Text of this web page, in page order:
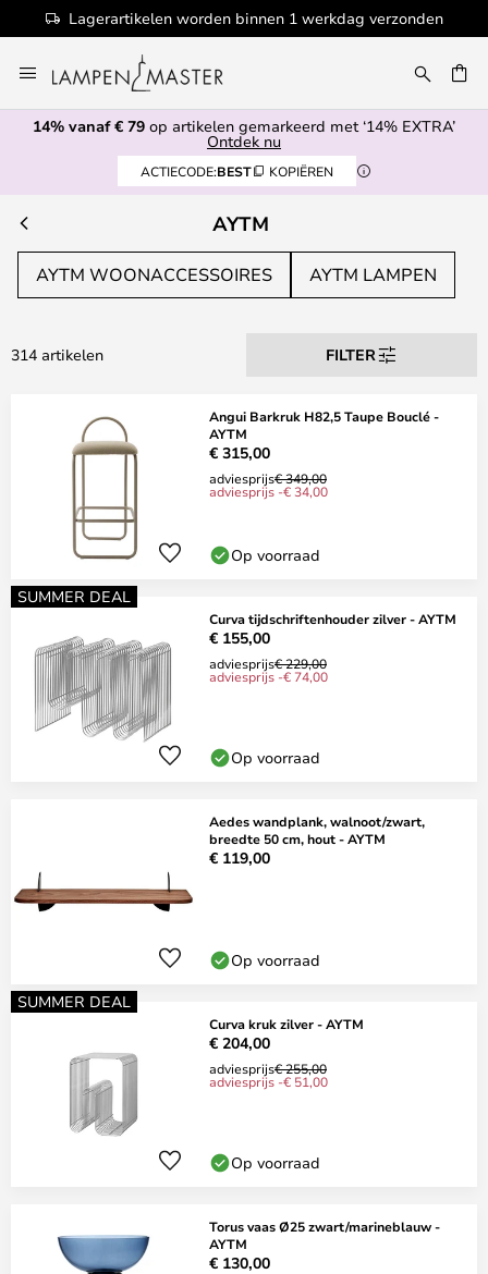
Lagerartikelen worden binnen 1 werkdag verzonden
naar
de
inhoud
14% vanaf € 79 op artikelen gemarkeerd met ‘14% EXTRA’
Ontdek nu
ACTIECODE:BEST KOPIËREN
AYTM
AYTM WOONACCESSOIRES AYTM LAMPEN
314 artikelen FILTER
Angui Barkruk H82,5 Taupe Bouclé -
AYTM
€ 315,00
adviesprijs€ 349,00
adviesprijs -€ 34,00
Op voorraad
SUMMER DEAL
Curva tijdschriftenhouder zilver - AYTM
€ 155,00
adviesprijs€ 229,00
adviesprijs -€ 74,00
Op voorraad
Aedes wandplank, walnoot/zwart,
breedte 50 cm, hout - AYTM
€ 119,00
Op voorraad
SUMMER DEAL
Curva kruk zilver - AYTM
€ 204,00
adviesprijs€ 255,00
adviesprijs -€ 51,00
Op voorraad
Torus vaas Ø25 zwart/marineblauw -
AYTM
€ 130,00